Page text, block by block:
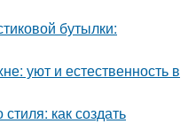
бутылки:
уют и естественность в
как создать